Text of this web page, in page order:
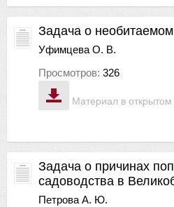
Материал в открытом
Задача о
Уфимцева О. В.
Просмотров: 326
Задача о причинах
садоводства в
Петрова А. Ю.